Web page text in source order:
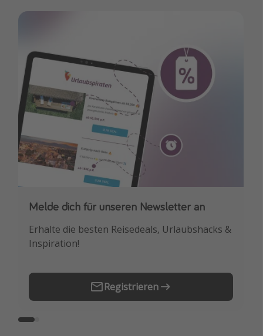
Melde dich für unseren Newsletter an
Erhalte die besten Reisedeals, Urlaubshacks &
Inspiration!
Registrieren
Downloade unsere App
Buche die besten Reiseschnäppchen als
Erstes.